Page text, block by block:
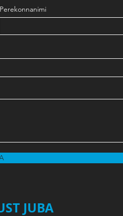
Perekonnanimi
JUBA